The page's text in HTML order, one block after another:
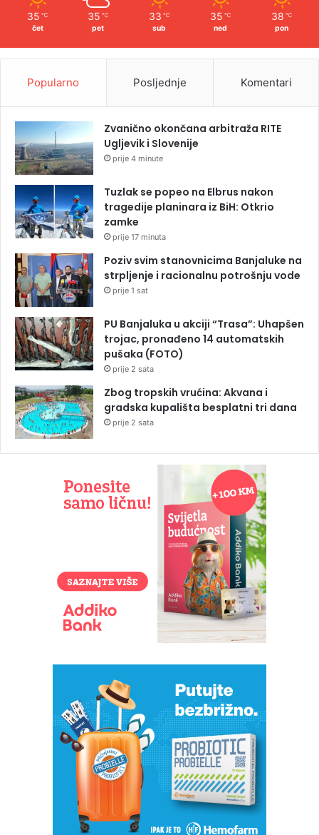
35 ℃
čet
35 ℃
pet
33 ℃
sub
35 ℃
ned
38 ℃
pon
Popularno Posljednje Komentari
Zvanično okončana arbitraža RITE
Ugljevik i Slovenije
prije 4 minute
Tuzlak se popeo na Elbrus nakon
tragedije planinara iz BiH: Otkrio
zamke
prije 17 minuta
Poziv svim stanovnicima Banjaluke na
strpljenje i racionalnu potrošnju vode
prije 1 sat
PU Banjaluka u akciji “Trasa”: Uhapšen
trojac, pronađeno 14 automatskih
pušaka (FOTO)
prije 2 sata
Zbog tropskih vrućina: Akvana i
gradska kupališta besplatni tri dana
prije 2 sata